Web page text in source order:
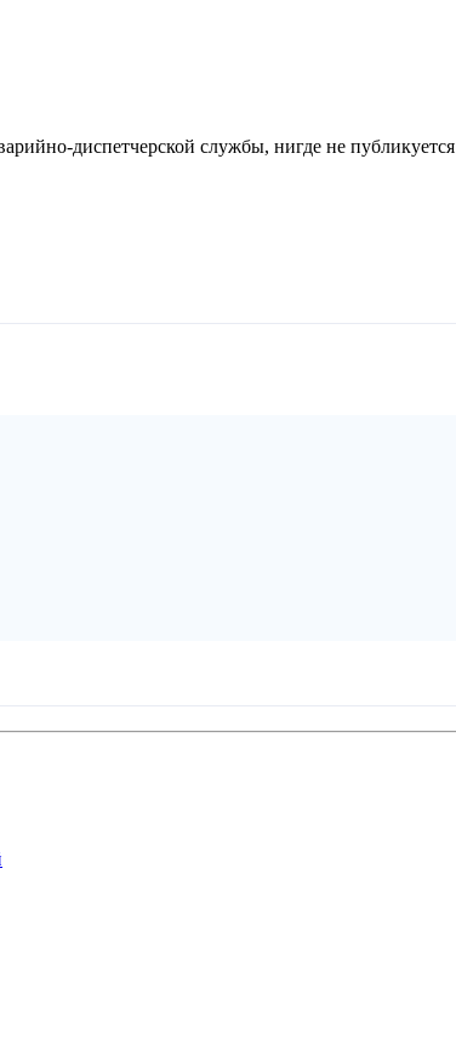
диспетчерской службы, нигде не публикуется